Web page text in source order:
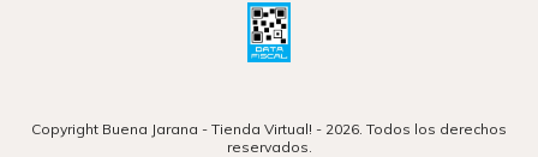
Copyright Buena Jarana - Tienda Virtual! - 2026. Todos los derechos
reservados.